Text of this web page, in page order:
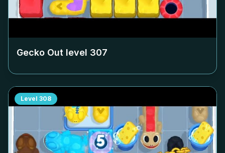
Gecko Out level 307
Level 308